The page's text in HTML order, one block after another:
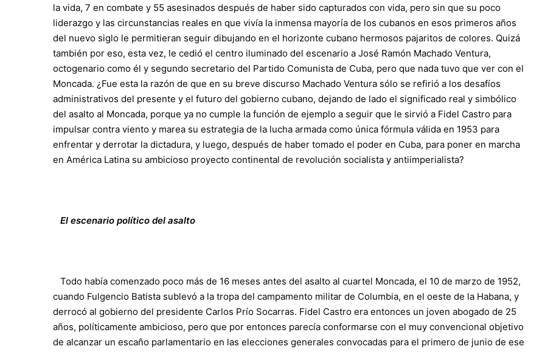
la vida, 7 en combate y 55 asesinados después de haber sido capturados con vida, pero sin que su poco
liderazgo y las circunstancias reales en que vivía la inmensa mayoría de los cubanos en esos primeros años
del nuevo siglo le permitieran seguir dibujando en el horizonte cubano hermosos pajaritos de colores. Quizá
también por eso, esta vez, le cedió el centro iluminado del escenario a José Ramón Machado Ventura,
octogenario como él y segundo secretario del Partido Comunista de Cuba, pero que nada tuvo que ver con el
Moncada. ¿Fue esta la razón de que en su breve discurso Machado Ventura sólo se refirió a los desafíos
administrativos del presente y el futuro del gobierno cubano, dejando de lado el significado real y simbólico
del asalto al Moncada, porque ya no cumple la función de ejemplo a seguir que le sirvió a Fidel Castro para
impulsar contra viento y marea su estrategia de la lucha armada como única fórmula válida en 1953 para
enfrentar y derrotar la dictadura, y luego, después de haber tomado el poder en Cuba, para poner en marcha
en América Latina su ambicioso proyecto continental de revolución socialista y antiimperialista?
El escenario político del asalto
Todo había comenzado poco más de 16 meses antes del asalto al cuartel Moncada, el 10 de marzo de 1952,
cuando Fulgencio Batista sublevó a la tropa del campamento militar de Columbia, en el oeste de la Habana, y
derrocó al gobierno del presidente Carlos Prío Socarras. Fidel Castro era entonces un joven abogado de 25
años, políticamente ambicioso, pero que por entonces parecía conformarse con el muy convencional objetivo
de alcanzar un escaño parlamentario en las elecciones generales convocadas para el primero de junio de ese